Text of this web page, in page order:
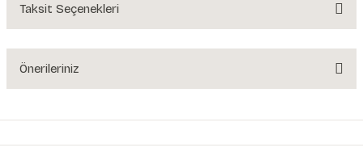
Ürün hakkında henüz soru sorulmamış.
Taksit Seçenekleri
Önerileriniz
yetersiz gördüğünüz noktaları öneri formunu kullanarak tarafımıza
Görüş ve önerileriniz için teşekkür ederiz.